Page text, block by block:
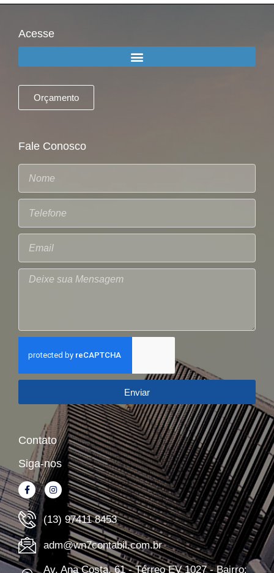
Acesse
Orçamento
Fale Conosco
Enviar
Contato
Siga-nos
(13) 97411 8453
adm@wn7contabil.com.br
Av. Ana Costa, 61 - Térreo EV 1027 - Bairro: